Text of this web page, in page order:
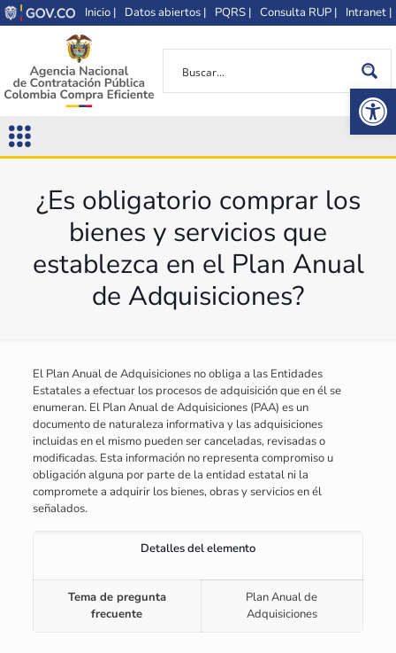
Inicio | Datos abiertos | PQRS | Consulta RUP | Intranet |
¿Es obligatorio comprar los
bienes y servicios que
establezca en el Plan Anual
de Adquisiciones?
El Plan Anual de Adquisiciones no obliga a las Entidades
Estatales a efectuar los procesos de adquisición que en él se
enumeran. El Plan Anual de Adquisiciones (PAA) es un
documento de naturaleza informativa y las adquisiciones
incluidas en el mismo pueden ser canceladas, revisadas o
modificadas. Esta información no representa compromiso u
obligación alguna por parte de la entidad estatal ni la
compromete a adquirir los bienes, obras y servicios en él
señalados.
Detalles del elemento
Tema de pregunta
frecuente
Plan Anual de
Adquisiciones